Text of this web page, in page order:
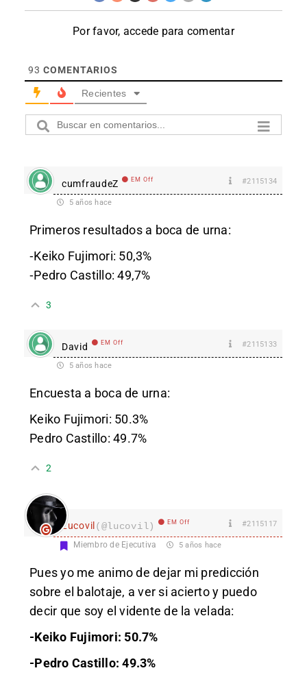
Por favor, accede para comentar
93 COMENTARIOS
Recientes
cumfraudeZ EM Off #2115134
5 años hace
Primeros resultados a boca de urna:
⁃Keiko Fujimori: 50,3%
⁃Pedro Castillo: 49,7%
3
David EM Off #2115133
5 años hace
Encuesta a boca de urna:
Keiko Fujimori: 50.3%
Pedro Castillo: 49.7%
2
Lucovil(@lucovil) EM Off #2115117
Miembro de Ejecutiva 5 años hace
Pues yo me animo de dejar mi predicción
sobre el balotaje, a ver si acierto y puedo
decir que soy el vidente de la velada:
-Keiko Fujimori: 50.7%
-Pedro Castillo: 49.3%